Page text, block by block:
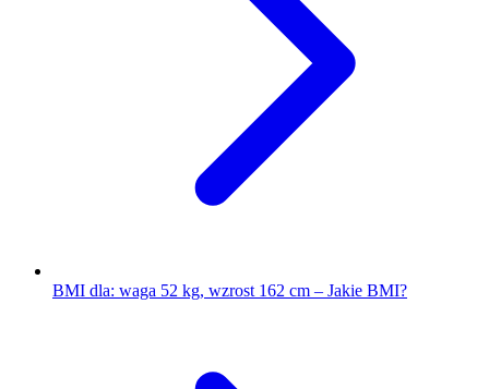
BMI dla: waga 52 kg, wzrost 162 cm – Jakie BMI?